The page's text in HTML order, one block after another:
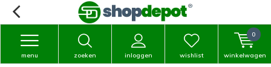
zoeken inloggen
menu wishlist winkelwagen
0